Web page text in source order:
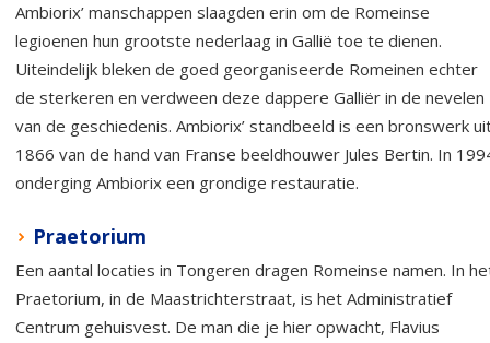
Ambiorix’ manschappen slaagden erin om de Romeinse
legioenen hun grootste nederlaag in Gallië toe te dienen.
Uiteindelijk bleken de goed georganiseerde Romeinen echter
de sterkeren en verdween deze dappere Galliër in de nevelen
van de geschiedenis. Ambiorix’ standbeeld is een bronswerk
1866 van de hand van Franse beeldhouwer Jules Bertin. In
onderging Ambiorix een grondige restauratie.
Praetorium
Een aantal locaties in Tongeren dragen Romeinse namen. In
Praetorium, in de Maastrichterstraat, is het Administratief
Centrum gehuisvest. De man die je hier opwacht, Flavius